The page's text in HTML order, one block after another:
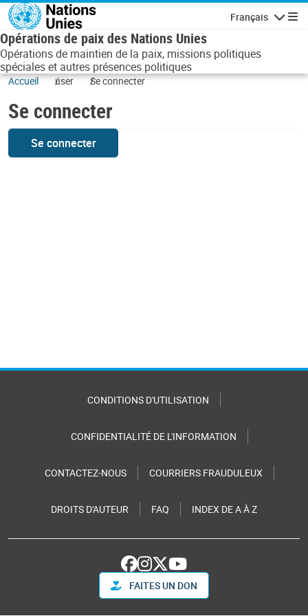
Aller au contenu principal
Français
Opérations de paix des Nations Unies
Opérations de maintien de la paix, missions politiques
spéciales et autres présences politiques
Accueil user Se connecter
Se connecter
Se connecter
CONDITIONS D'UTILISATION
CONFIDENTIALITÉ DE L'INFORMATION
CONTACTEZ-NOUS COURRIERS FRAUDULEUX
DROITS D'AUTEUR FAQ INDEX DE A À Z
FAITES UN DON